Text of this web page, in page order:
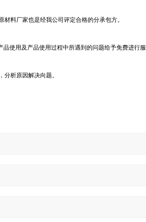
料厂家也是经我公司评定合格的分承包方。
使用及产品使用过程中所遇到的问题给予免费进行服
析原因解决向题。